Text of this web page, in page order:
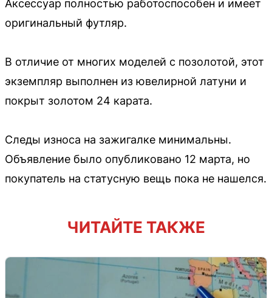
Аксессуар полностью работоспособен и имеет
оригинальный футляр.
В отличие от многих моделей с позолотой, этот
экземпляр выполнен из ювелирной латуни и
покрыт золотом 24 карата.
Следы износа на зажигалке минимальны.
Объявление было опубликовано 12 марта, но
покупатель на статусную вещь пока не нашелся.
ЧИТАЙТЕ ТАКЖЕ